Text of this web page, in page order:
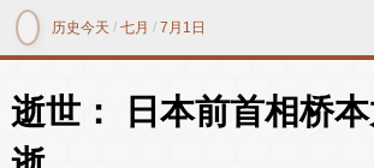
历史今天 /七月 /7月1日
逝世： 日本前首相桥